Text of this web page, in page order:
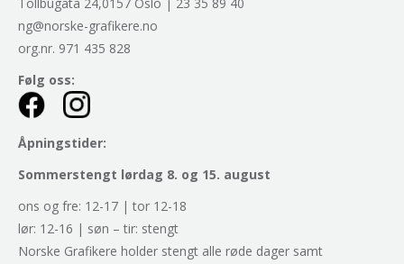
Tollbugata 24,0157 Oslo | 23 35 89 40
ng@norske-grafikere.no
org.nr. 971 435 828
Følg oss:
Åpningstider:
Sommerstengt lørdag 8. og 15. august
ons og fre: 12-17 | tor 12-18
lør: 12-16 | søn – tir: stengt
Norske Grafikere holder stengt alle røde dager samt